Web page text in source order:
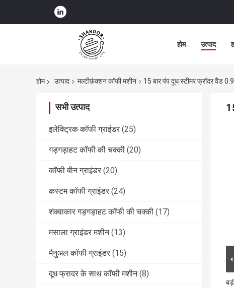
होम उत्पाद
होम उत्पाद मल्टीफ़ंक्शन कॉफी मशीन 15 बार पंप दूध स्टीमर फ्रॉदर वैंड
सभी उत्पाद
इलेक्ट्रिक कॉफी ग्राइंडर (25)
गड़गड़ाहट कॉफी की चक्की (20)
कॉफी बीन ग्राइंडर (20)
कस्टम कॉफी ग्राइंडर (24)
शंक्वाकार गड़गड़ाहट कॉफी की चक्की (17)
मसाला ग्राइंडर मशीन (13)
मैनुअल कॉफी ग्राइंडर (15)
दूध फ्रादर के साथ कॉफी मशीन (8)